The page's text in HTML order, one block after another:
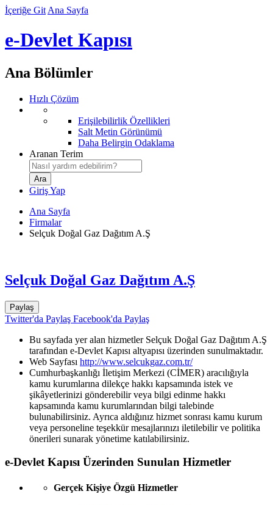
İçeriğe Git Ana Sayfa
e-Devlet Kapısı
Ana Bölümler
Hızlı Çözüm
Erişilebilirlik Özellikleri
Salt Metin Görünümü
Daha Belirgin Odaklama
Aranan Terim
Giriş Yap
Ana Sayfa
Firmalar
Selçuk Doğal Gaz Dağıtım A.Ş
Selçuk Doğal Gaz Dağıtım A.Ş
Paylaş
Twitter'da Paylaş Facebook'da Paylaş
Bu sayfada yer alan hizmetler Selçuk Doğal Gaz Dağıtım A.Ş
tarafından e-Devlet Kapısı altyapısı üzerinden sunulmaktadır.
Web Sayfası http://www.selcukgaz.com.tr/
Cumhurbaşkanlığı İletişim Merkezi (CİMER) aracılığıyla
kamu kurumlarına dilekçe hakkı kapsamında istek ve
şikâyetlerinizi gönderebilir veya bilgi edinme hakkı
kapsamında kamu kurumlarından bilgi talebinde
bulunabilirsiniz. Ayrıca aldığınız hizmet sonrası kamu kurum
veya personeline teşekkür mesajlarınızı iletilebilir ve politika
önerileri sunarak yönetime katılabilirsiniz.
e-Devlet Kapısı Üzerinden Sunulan Hizmetler
Gerçek Kişiye Özgü Hizmetler